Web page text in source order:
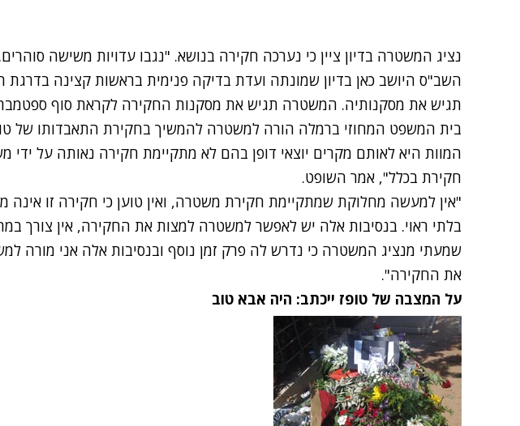
נציג המשטרה בדיון ציין כי נערכה חקירה בנושא. "נגבו עדויות משישה
השב"ס היושב כאן בדיון שמונתה ועדת בדיקה פנימית בראשות קצינה בדרגת
תגיש את מסקנותיה. המשטרה תגיש את מסקנות החקירה לקראת סוף
בית המשפט המחוזי ברמלה הורה למשטרה להמשיך בחקירת התאבדותו של
המוות היא לאותם מקרים יוצאי דופן בהם לא מתקיימת חקירה נאותה על ידי
חקירת בכלל", אמר השופט.
"אין למעשה מחלוקת שמתקיימת חקירת משטרה, ואין טוען כי חקירה זו אינה
בלתי ראוי. בנסיבות אלה יש לאפשר למשטרה למצות את החקירה, אין צורך
שמעתי מנציג המשטרה כי נדרש לה פרק זמן נוסף ובנסיבות אלה אני מורה
את החקירה".
על המצבה של טופז ייכתב: היה אבא טוב